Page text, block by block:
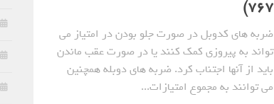
767)
ضربه های کدوبل در صورت جلو بودن در امتیاز می
تواند به پیروزی کمک کنند یا در صورت عقب ماندن
باید از آنها اجتناب کرد. ضربه های دوبله همچنین
می توانند به مجموع امتیازات...